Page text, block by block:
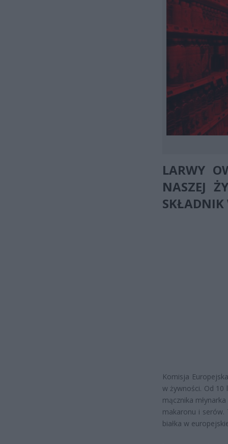
LARWY
NASZEJ
SKŁADNIK
Komisja
w żywności. Od 10
mącznika
makaronu i serów.
białka w